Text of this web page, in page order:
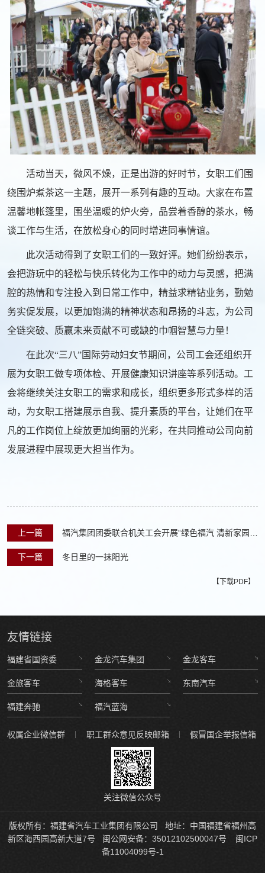
活动当天，微风不燥，正是出游的好时节，女职工们围
绕围炉煮茶这一主题，展开一系列有趣的互动。大家在布置
温馨地帐篷里，围坐温暖的炉火旁，品尝着香醇的茶水，畅
谈工作与生活，在放松身心的同时增进同事情谊。
此次活动得到了女职工们的一致好评。她们纷纷表示，
会把游玩中的轻松与快乐转化为工作中的动力与灵感，把满
腔的热情和专注投入到日常工作中，精益求精钻业务，勤勉
务实促发展，以更加饱满的精神状态和昂扬的斗志，为公司
全链突破、质赢未来贡献不可或缺的巾帼智慧与力量！
在此次“三八”国际劳动妇女节期间，公司工会还组织开
展为女职工做专项体检、开展健康知识讲座等系列活动。工
会将继续关注女职工的需求和成长，组织更多形式多样的活
动，为女职工搭建展示自我、提升素质的平台，让她们在平
凡的工作岗位上绽放更加绚丽的光彩，在共同推动公司向前
发展进程中展现更大担当作为。
上一篇
福汽集团团委联合机关工会开展“绿色福汽 清新家园”
主题植树活动
下一篇 冬日里的一抹阳光
【下载PDF】
友情链接
福建省国资委 金龙汽车集团 金龙客车
金旅客车 海格客车 东南汽车
福建奔驰 福汽蓝海
权属企业微信群 职工群众意见反映邮箱 假冒国企举报信箱
关注微信公众号
版权所有：福建省汽车工业集团有限公司
地址：中国福建省福州高
新区海西园高新大道7号
闽公网安备：35012102500047号
闽ICP
备11004099号-1